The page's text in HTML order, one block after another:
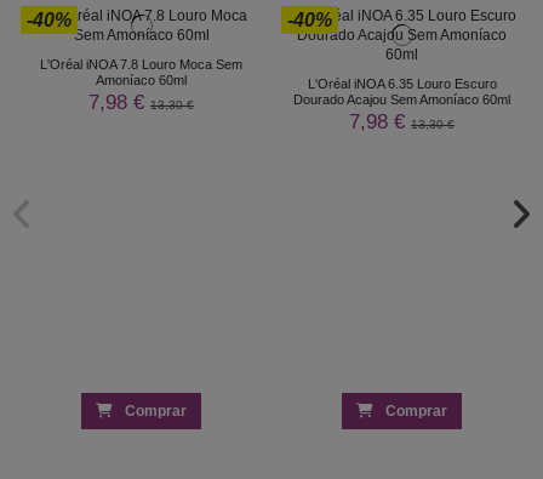
-40%
L'Oréal iNOA 7.8 Louro Moca Sem
Amoníaco 60ml
7,98 € 13,30 €
Comprar
-40%
L'Oréal iNOA 6.35 Louro Escuro
Dourado Acajou Sem Amoníaco 60ml
7,98 € 13,30 €
Comprar